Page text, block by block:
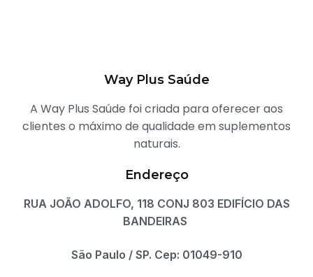
Way Plus Saúde
A Way Plus Saúde foi criada para oferecer aos
clientes o máximo de qualidade em suplementos
naturais.
Endereço
RUA JOÃO ADOLFO, 118 CONJ 803 EDIFÍCIO DAS
BANDEIRAS
São Paulo / SP. Cep: 01049-910